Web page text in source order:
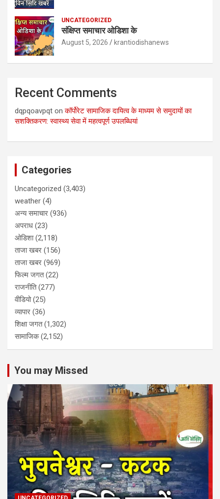
UNCATEGORIZED
संक्षिप्त समाचार ओडिशा के
August 5, 2026 krantiodishanews
Recent Comments
dqpqoavpqt onकॉर्पोरेट सामाजिक दायित्व के माध्यम से समुदायों का
सशक्तिकरण: स्वास्थ्य सेवा में महत्वपूर्ण उपलब्धियां
Categories
Uncategorized (3,403)
weather (4)
अन्य समाचार (936)
अपराध (23)
ओडिशा(2,118)
ताजा खबर (156)
ताजा खबर (969)
फिल्म जगत(22)
राजनीति(277)
वीडियो(25)
व्यापार (36)
शिक्षा जगत(1,302)
सामाजिक(2,152)
You may Missed